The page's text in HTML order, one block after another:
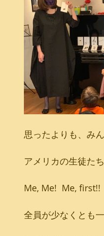
思ったよりも、み
アメリカの生徒た
Me, Me!  Me, first!!
全員が少なくとも